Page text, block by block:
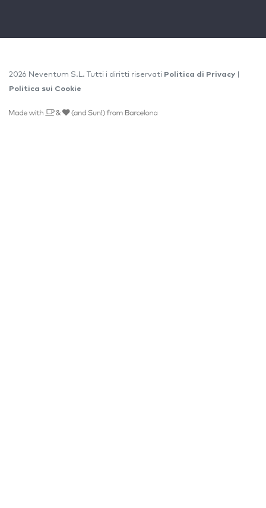
2026 Neventum S.L. Tutti i diritti riservati Politica di Privacy
Politica sui Cookie